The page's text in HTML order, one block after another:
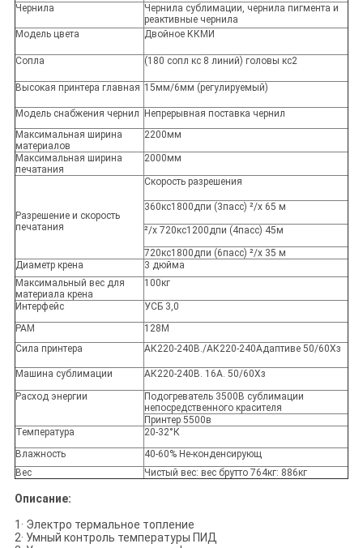
Чернила
Чернила сублимации, чернила пигмента и
реактивные чернила
Модель цвета
Двойное ККМИ
Сопла (180 сопл кс 8 линий) головы кс2
Высокая принтера главная 15мм/6мм (регулируемый)
Модель снабжения чернил
Непрерывная поставка чернил
Максимальная ширина
материалов
2200мм
Максимальная ширина
печатания
2000мм
Разрешение и скорость
печатания
Скорость разрешения
360кс1800дпи (3пасс) ²/х 65 м
²/х 720кс1200дпи (4пасс) 45м
720кс1800дпи (6пасс) ²/х 35 м
Диаметр крена
3 дюйма
Максимальный вес для
материала крена
100кг
Интерфейс
УСБ 3,0
РАМ
128М
Сила принтера
АК220-240В./АК220-240Адаптиве 50/60Хз
Машина сублимации
АК220-240В. 16А. 50/60Хз
Расход энергии
Подогреватель 3500В сублимации
непосредственного красителя
Принтер 5500в
Температура
20-32°К
Влажность
40-60% Не-конденсирующ
Вес
Чистый вес: вес брутто 764кг: 886кг
Описание:
1· Электро термальное топление
2· Умный контроль температуры ПИД